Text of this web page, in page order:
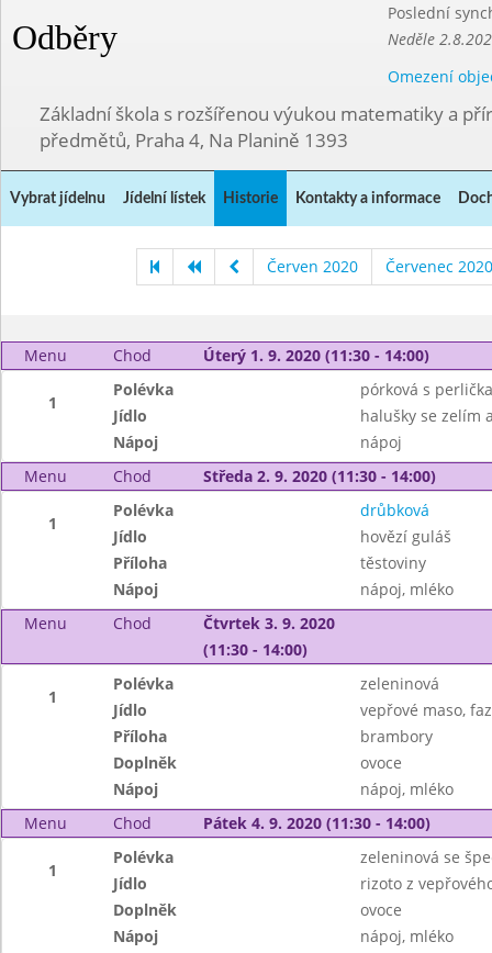
Odběry
Poslední
Neděle
Omezení
Základní škola s rozšířenou výukou matematiky a
předmětů, Praha 4, Na Planině 1393
Vybrat jídelnu Jídelní lístek Historie Kontakty a informace
Červen 2020 Červenec 2020
Menu Chod Úterý 1. 9. 2020 (11:30 - 14:00)
1
Polévka
pórková s
Jídlo
halušky se zelím
Nápoj
nápoj
Menu
Chod Středa 2. 9. 2020 (11:30 - 14:00)
1
Polévka
drůbková
Jídlo
hovězí guláš
Příloha
těstoviny
Nápoj
nápoj, mléko
Menu
Chod
Čtvrtek 3. 9. 2020
(11:30 - 14:00)
1
Polévka
zeleninová
Jídlo
vepřové maso,
Příloha
brambory
Doplněk
ovoce
Nápoj
nápoj, mléko
Menu
Chod Pátek 4. 9. 2020 (11:30 - 14:00)
1
Polévka
zeleninová se
Jídlo
rizoto z
Doplněk
ovoce
Nápoj
nápoj, mléko